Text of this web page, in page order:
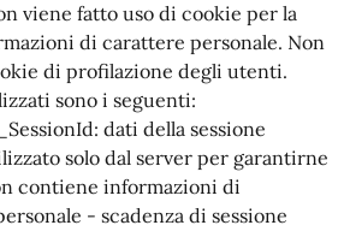
viene fatto uso di cookie per la
di carattere personale. Non
di profilazione degli utenti.
sono i seguenti:
dati della sessione
solo dal server per garantirne
contiene informazioni di
- scadenza di sessione